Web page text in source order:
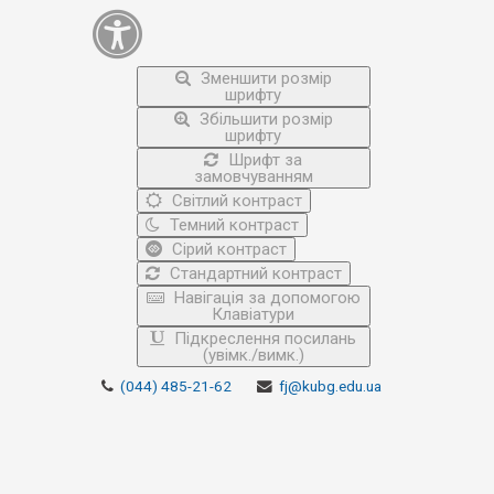
Зменшити розмір
шрифту
Збільшити розмір
шрифту
Шрифт за
замовчуванням
Світлий контраст
Темний контраст
Сірий контраст
Стандартний контраст
Навігація за допомогою
Клавіатури
Підкреслення посилань
(увімк./вимк.)
(044) 485-21-62 fj@kubg.edu.ua